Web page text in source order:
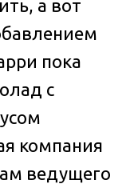
а вот
пока
с
компания
ведущего